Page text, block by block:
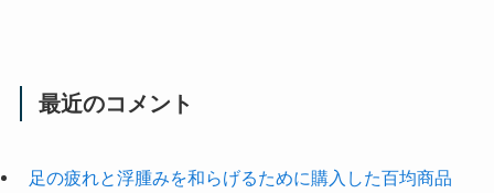
最近のコメント
足の疲れと浮腫みを和らげるために購入した百均商品